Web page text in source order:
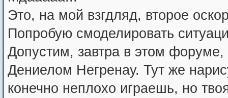
Это, на мой взгдляд, второе
Попробую смоделировать
Допустим, завтра в этом
Дениелом Негренау. Тут же
конечно неплохо играешь, но